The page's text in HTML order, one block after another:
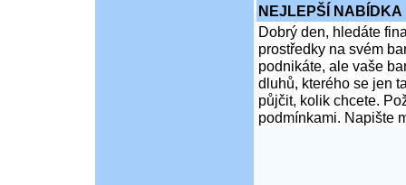
NEJLEPŠÍ NABÍDKA
Dobrý den, hledáte
prostředky na svém
podnikáte, ale vaše
dluhů, kterého se jen
půjčit, kolik chcete.
podmínkami. Napište